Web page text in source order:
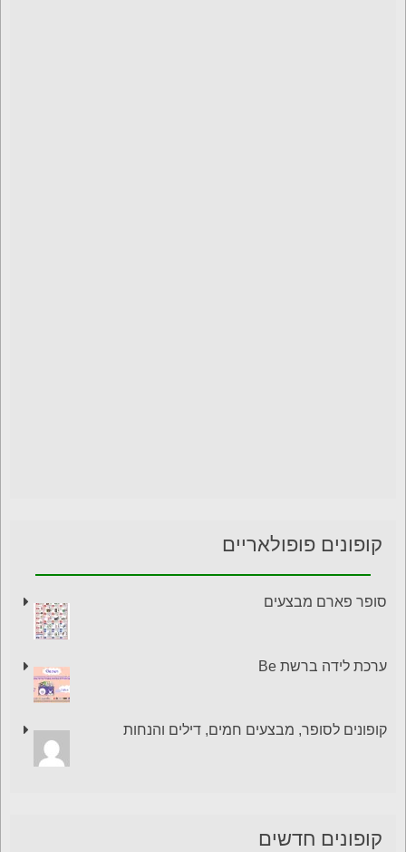
קופונים פופולאריים
סופר פארם מבצעים
ערכת לידה ברשת Be
קופונים לסופר, מבצעים חמים, דילים והנחות
קופונים חדשים